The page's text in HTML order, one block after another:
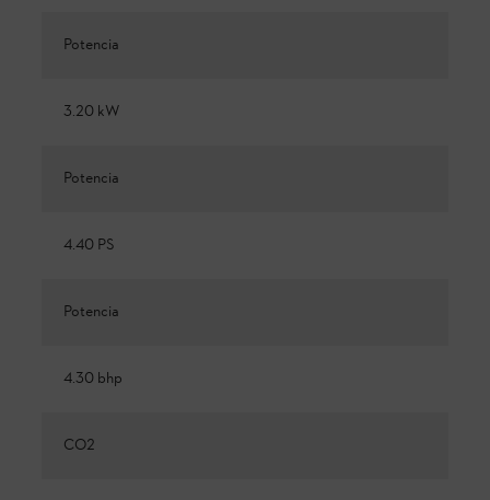
Potencia
3.20 kW
Potencia
4.40 PS
Potencia
4.30 bhp
CO2